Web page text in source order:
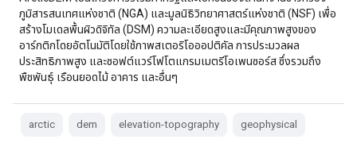
ภูมิสารสนเทศแห่งชาติ (NGA) และมูลนิธิวิทยาศาสตร์แห่งชาติ (NSF) เพื่อ
สร้างโมเดลพื้นผิวดิจิทัล (DSM) ความละเอียดสูงและมีคุณภาพสูงของ
อาร์กติกโดยอัตโนมัติโดยใช้ภาพสเตอริโอออปติคัล การประมวลผล
ประสิทธิภาพสูง และซอฟต์แวร์โฟโตแกรมเมตรีโอเพนซอร์ส ซึ่งรวมถึง
พืชพันธุ์ เรือนยอดไม้ อาคาร และอื่นๆ
arctic dem elevation-topography geophysical